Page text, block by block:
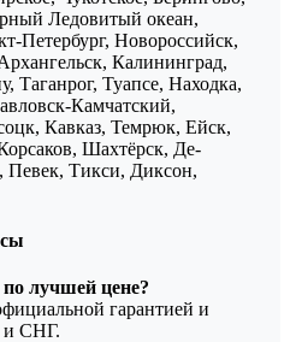
Ледовитый океан,
Петербург, Новороссийск,
Калининград,
Таганрог, Туапсе, Находка,
Камчатский,
Кавказ, Темрюк, Ейск,
Шахтёрск, Де-
Певек, Тикси, Диксон,
лучшей цене?
гарантией и
и СНГ.